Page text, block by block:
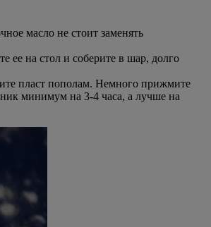
масло не стоит заменять
ее на стол и соберите в шар, долго
пласт пополам. Немного прижмите
минимум на 3-4 часа, а лучше на